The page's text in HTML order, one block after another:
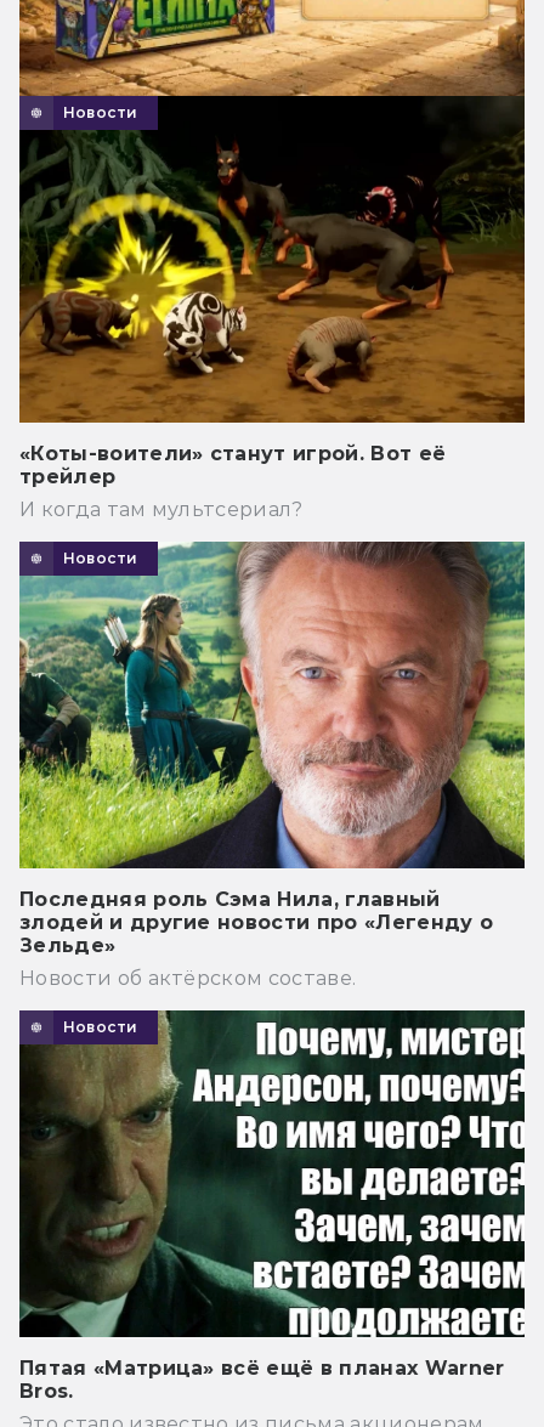
Новости
«Коты-воители» станут игрой. Вот её
трейлер
И когда там мультсериал?
Новости
Последняя роль Сэма Нила, главный
злодей и другие новости про «Легенду о
Зельде»
Новости об актёрском составе.
Новости
Пятая «Матрица» всё ещё в планах Warner
Bros.